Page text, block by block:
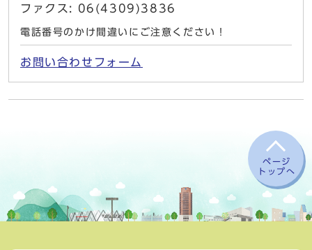
ファクス: 06(4309)3836
電話番号のかけ間違いにご注意ください！
お問い合わせフォーム
ページ
トップへ